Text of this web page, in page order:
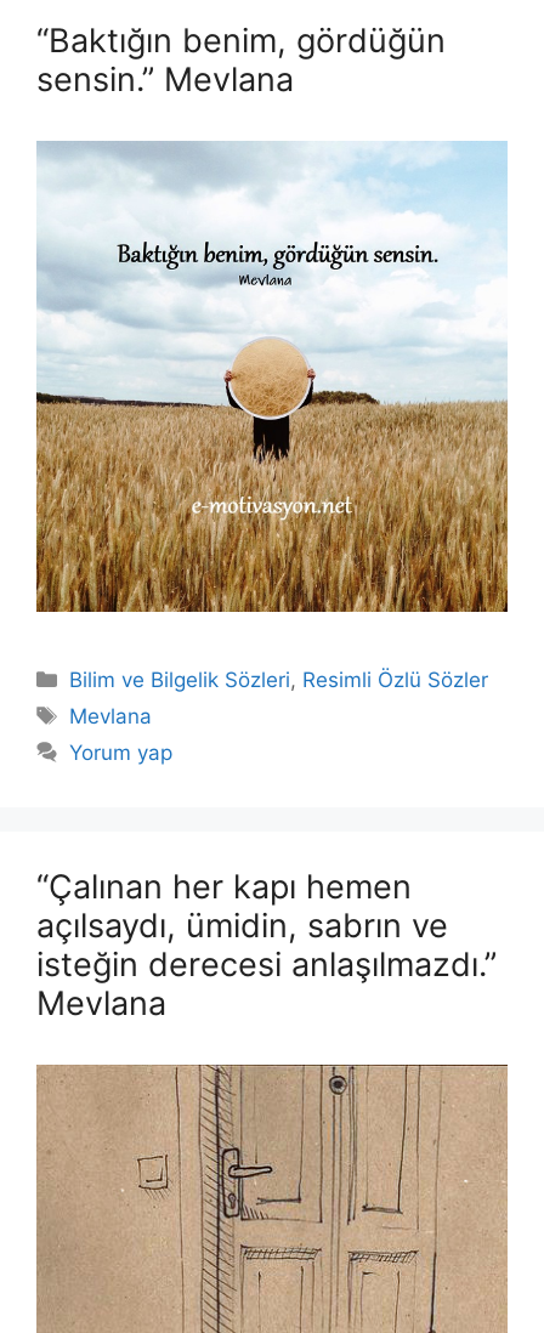
“Baktığın benim, gördüğün
sensin.” Mevlana
Kategoriler
Bilim ve Bilgelik Sözleri, Resimli Özlü Sözler
Etiketler
Mevlana
Yorum yap
“Çalınan her kapı hemen
açılsaydı, ümidin, sabrın ve
isteğin derecesi anlaşılmazdı.”
Mevlana